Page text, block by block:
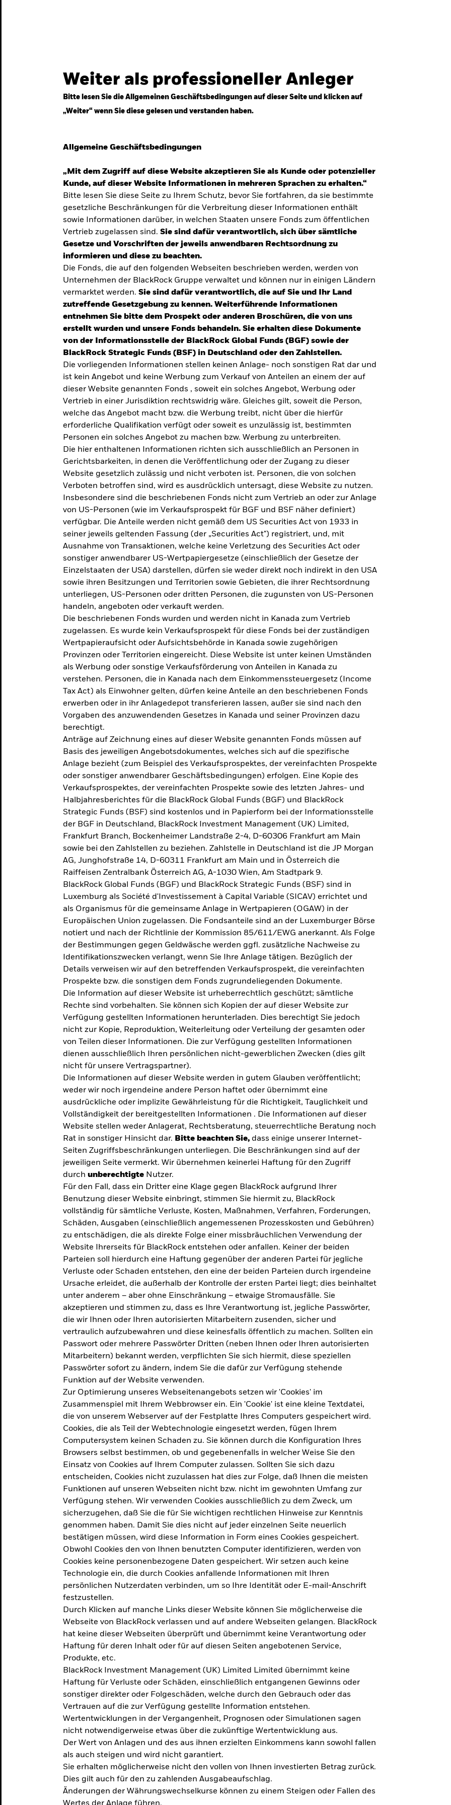
TRENDS & IDEEN
Entdecken Sie unsere
makroökonomischen
Einschätzungen und Anlageideen.
Aktuelle Einschätzungen
UMFRAGE ZUR ALTERSVORSORGE 2025
Realitätscheck Altersvorsorge. Wie
steht es um Ihre Altersvorsorge?
Zu den Ergebnissen
Die
in
das am
verfolgt das
demografische und
Vorschläge, um das
Den Bericht für Deutschland herunterladen
Den Bericht für Europa herunterladen
Weiter als professioneller Anleger
Bitte lesen Sie die Allgemeinen Geschäftsbedingungen auf dieser Seite und klicken auf
„Weiter“ wenn Sie diese gelesen und verstanden haben.
Allgemeine Geschäftsbedingungen
„Mit dem Zugriff auf diese Website akzeptieren Sie als Kunde oder potenzieller
Kunde, auf dieser Website Informationen in mehreren Sprachen zu erhalten.“
Bitte lesen Sie diese Seite zu Ihrem Schutz, bevor Sie fortfahren, da sie bestimmte
gesetzliche Beschränkungen für die Verbreitung dieser Informationen enthält
sowie Informationen darüber, in welchen Staaten unsere Fonds zum öffentlichen
Vertrieb zugelassen sind. Sie sind dafür verantwortlich, sich über sämtliche
Gesetze und Vorschriften der jeweils anwendbaren Rechtsordnung zu
informieren und diese zu beachten.
Die Fonds, die auf den folgenden Webseiten beschrieben werden, werden von
Unternehmen der BlackRock Gruppe verwaltet und können nur in einigen Ländern
vermarktet werden. Sie sind dafür verantwortlich, die auf Sie und Ihr Land
zutreffende Gesetzgebung zu kennen. Weiterführende Informationen
entnehmen Sie bitte dem Prospekt oder anderen Broschüren, die von uns
erstellt wurden und unsere Fonds behandeln. Sie erhalten diese Dokumente
von der Informationsstelle der BlackRock Global Funds (BGF) sowie der
BlackRock Strategic Funds (BSF) in Deutschland oder den Zahlstellen.
Die vorliegenden Informationen stellen keinen Anlage- noch sonstigen Rat dar und
ist kein Angebot und keine Werbung zum Verkauf von Anteilen an einem der auf
dieser Website genannten Fonds , soweit ein solches Angebot, Werbung oder
Vertrieb in einer Jurisdiktion rechtswidrig wäre. Gleiches gilt, soweit die Person,
welche das Angebot macht bzw. die Werbung treibt, nicht über die hierfür
erforderliche Qualifikation verfügt oder soweit es unzulässig ist, bestimmten
Personen ein solches Angebot zu machen bzw. Werbung zu unterbreiten.
Die hier enthaltenen Informationen richten sich ausschließlich an Personen in
Gerichtsbarkeiten, in denen die Veröffentlichung oder der Zugang zu dieser
Website gesetzlich zulässig und nicht verboten ist. Personen, die von solchen
Verboten betroffen sind, wird es ausdrücklich untersagt, diese Website zu nutzen.
Insbesondere sind die beschriebenen Fonds nicht zum Vertrieb an oder zur Anlage
von US-Personen (wie im Verkaufsprospekt für BGF und BSF näher definiert)
verfügbar. Die Anteile werden nicht gemäß dem US Securities Act von 1933 in
seiner jeweils geltenden Fassung (der „Securities Act") registriert, und, mit
Ausnahme von Transaktionen, welche keine Verletzung des Securities Act oder
sonstiger anwendbarer US-Wertpapiergesetze (einschließlich der Gesetze der
Einzelstaaten der USA) darstellen, dürfen sie weder direkt noch indirekt in den USA
sowie ihren Besitzungen und Territorien sowie Gebieten, die ihrer Rechtsordnung
unterliegen, US-Personen oder dritten Personen, die zugunsten von US-Personen
handeln, angeboten oder verkauft werden.
Die beschriebenen Fonds wurden und werden nicht in Kanada zum Vertrieb
zugelassen. Es wurde kein Verkaufsprospekt für diese Fonds bei der zuständigen
Wertpapieraufsicht oder Aufsichtsbehörde in Kanada sowie zugehörigen
Provinzen oder Territorien eingereicht. Diese Website ist unter keinen Umständen
als Werbung oder sonstige Verkaufsförderung von Anteilen in Kanada zu
verstehen. Personen, die in Kanada nach dem Einkommenssteuergesetz (Income
Tax Act) als Einwohner gelten, dürfen keine Anteile an den beschriebenen Fonds
erwerben oder in ihr Anlagedepot transferieren lassen, außer sie sind nach den
Vorgaben des anzuwendenden Gesetzes in Kanada und seiner Provinzen dazu
berechtigt.
Anträge auf Zeichnung eines auf dieser Website genannten Fonds müssen auf
Basis des jeweiligen Angebotsdokumentes, welches sich auf die spezifische
Anlage bezieht (zum Beispiel des Verkaufsprospektes, der vereinfachten Prospekte
oder sonstiger anwendbarer Geschäftsbedingungen) erfolgen. Eine Kopie des
Verkaufsprospektes, der vereinfachten Prospekte sowie des letzten Jahres- und
Halbjahresberichtes für die BlackRock Global Funds (BGF) und BlackRock
Strategic Funds (BSF) sind kostenlos und in Papierform bei der Informationsstelle
der BGF in Deutschland, BlackRock Investment Management (UK) Limited,
Frankfurt Branch, Bockenheimer Landstraße 2-4, D-60306 Frankfurt am Main
sowie bei den Zahlstellen zu beziehen. Zahlstelle in Deutschland ist die JP Morgan
AG, Junghofstraße 14, D-60311 Frankfurt am Main und in Österreich die
Raiffeisen Zentralbank Österreich AG, A-1030 Wien, Am Stadtpark 9.
BlackRock Global Funds (BGF) und BlackRock Strategic Funds (BSF) sind in
Luxemburg als Société d'Investissement à Capital Variable (SICAV) errichtet und
als Organismus für die gemeinsame Anlage in Wertpapieren (OGAW) in der
Europäischen Union zugelassen. Die Fondsanteile sind an der Luxemburger Börse
notiert und nach der Richtlinie der Kommission 85/611/EWG anerkannt. Als Folge
der Bestimmungen gegen Geldwäsche werden ggfl. zusätzliche Nachweise zu
Identifikationszwecken verlangt, wenn Sie Ihre Anlage tätigen. Bezüglich der
Details verweisen wir auf den betreffenden Verkaufsprospekt, die vereinfachten
Prospekte bzw. die sonstigen dem Fonds zugrundeliegenden Dokumente.
Die Information auf dieser Website ist urheberrechtlich geschützt; sämtliche
Rechte sind vorbehalten. Sie können sich Kopien der auf dieser Website zur
Verfügung gestellten Informationen herunterladen. Dies berechtigt Sie jedoch
nicht zur Kopie, Reproduktion, Weiterleitung oder Verteilung der gesamten oder
von Teilen dieser Informationen. Die zur Verfügung gestellten Informationen
dienen ausschließlich Ihren persönlichen nicht-gewerblichen Zwecken (dies gilt
nicht für unsere Vertragspartner).
Die Informationen auf dieser Website werden in gutem Glauben veröffentlicht;
weder wir noch irgendeine andere Person haftet oder übernimmt eine
ausdrückliche oder implizite Gewährleistung für die Richtigkeit, Tauglichkeit und
Vollständigkeit der bereitgestellten Informationen . Die Informationen auf dieser
Website stellen weder Anlagerat, Rechtsberatung, steuerrechtliche Beratung noch
Rat in sonstiger Hinsicht dar. Bitte beachten Sie, dass einige unserer Internet-
Seiten Zugriffsbeschränkungen unterliegen. Die Beschränkungen sind auf der
jeweiligen Seite vermerkt. Wir übernehmen keinerlei Haftung für den Zugriff
durch unberechtigte Nutzer.
Für den Fall, dass ein Dritter eine Klage gegen BlackRock aufgrund Ihrer
Benutzung dieser Website einbringt, stimmen Sie hiermit zu, BlackRock
vollständig für sämtliche Verluste, Kosten, Maßnahmen, Verfahren, Forderungen,
Schäden, Ausgaben (einschließlich angemessenen Prozesskosten und Gebühren)
zu entschädigen, die als direkte Folge einer missbräuchlichen Verwendung der
Website Ihrerseits für BlackRock entstehen oder anfallen. Keiner der beiden
Parteien soll hierdurch eine Haftung gegenüber der anderen Partei für jegliche
Verluste oder Schaden entstehen, den eine der beiden Parteien durch irgendeine
Ursache erleidet, die außerhalb der Kontrolle der ersten Partei liegt; dies beinhaltet
unter anderem – aber ohne Einschränkung – etwaige Stromausfälle. Sie
akzeptieren und stimmen zu, dass es Ihre Verantwortung ist, jegliche Passwörter,
die wir Ihnen oder Ihren autorisierten Mitarbeitern zusenden, sicher und
vertraulich aufzubewahren und diese keinesfalls öffentlich zu machen. Sollten ein
Passwort oder mehrere Passwörter Dritten (neben Ihnen oder Ihren autorisierten
Mitarbeitern) bekannt werden, verpflichten Sie sich hiermit, diese speziellen
Passwörter sofort zu ändern, indem Sie die dafür zur Verfügung stehende
Funktion auf der Website verwenden.
Zur Optimierung unseres Webseitenangebots setzen wir 'Cookies' im
Zusammenspiel mit Ihrem Webbrowser ein. Ein 'Cookie' ist eine kleine Textdatei,
die von unserem Webserver auf der Festplatte Ihres Computers gespeichert wird.
Cookies, die als Teil der Webtechnologie eingesetzt werden, fügen Ihrem
Computersystem keinen Schaden zu. Sie können durch die Konfiguration Ihres
Browsers selbst bestimmen, ob und gegebenenfalls in welcher Weise Sie den
Einsatz von Cookies auf Ihrem Computer zulassen. Sollten Sie sich dazu
entscheiden, Cookies nicht zuzulassen hat dies zur Folge, daß Ihnen die meisten
Funktionen auf unseren Webseiten nicht bzw. nicht im gewohnten Umfang zur
Verfügung stehen. Wir verwenden Cookies ausschließlich zu dem Zweck, um
sicherzugehen, daß Sie die für Sie wichtigen rechtlichen Hinweise zur Kenntnis
genommen haben. Damit Sie dies nicht auf jeder einzelnen Seite neuerlich
bestätigen müssen, wird diese Information in Form eines Cookies gespeichert.
Obwohl Cookies den von Ihnen benutzten Computer identifizieren, werden von
Cookies keine personenbezogene Daten gespeichert. Wir setzen auch keine
Technologie ein, die durch Cookies anfallende Informationen mit Ihren
persönlichen Nutzerdaten verbinden, um so Ihre Identität oder E-mail-Anschrift
festzustellen.
Durch Klicken auf manche Links dieser Website können Sie möglicherweise die
Webseite von BlackRock verlassen und auf andere Webseiten gelangen. BlackRock
hat keine dieser Webseiten überprüft und übernimmt keine Verantwortung oder
Haftung für deren Inhalt oder für auf diesen Seiten angebotenen Service,
Produkte, etc.
BlackRock Investment Management (UK) Limited Limited übernimmt keine
Haftung für Verluste oder Schäden, einschließlich entgangenen Gewinns oder
sonstiger direkter oder Folgeschäden, welche durch den Gebrauch oder das
Vertrauen auf die zur Verfügung gestellte Information entstehen.
Wertentwicklungen in der Vergangenheit, Prognosen oder Simulationen sagen
nicht notwendigerweise etwas über die zukünftige Wertentwicklung aus.
Der Wert von Anlagen und des aus ihnen erzielten Einkommens kann sowohl fallen
als auch steigen und wird nicht garantiert.
Sie erhalten möglicherweise nicht den vollen von Ihnen investierten Betrag zurück.
Dies gilt auch für den zu zahlenden Ausgabeaufschlag.
Änderungen der Währungswechselkurse können zu einem Steigen oder Fallen des